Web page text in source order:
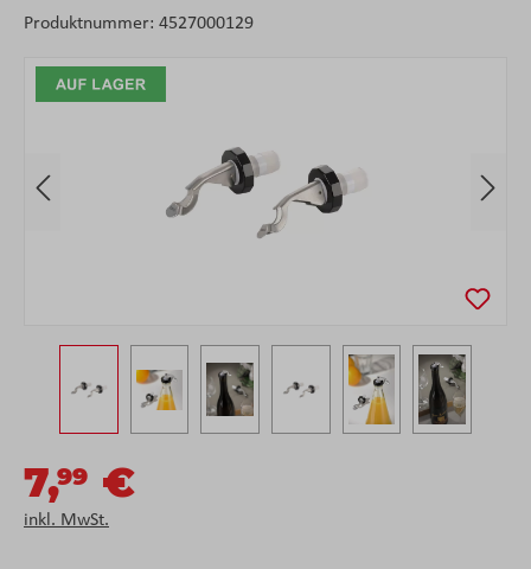
Bildergalerie überspringen
Produktnummer: 4527000129
7,99 €
inkl. MwSt.